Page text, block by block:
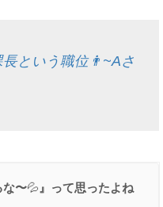
長という職位👨~Aさ
な〜💦』って思ったよね